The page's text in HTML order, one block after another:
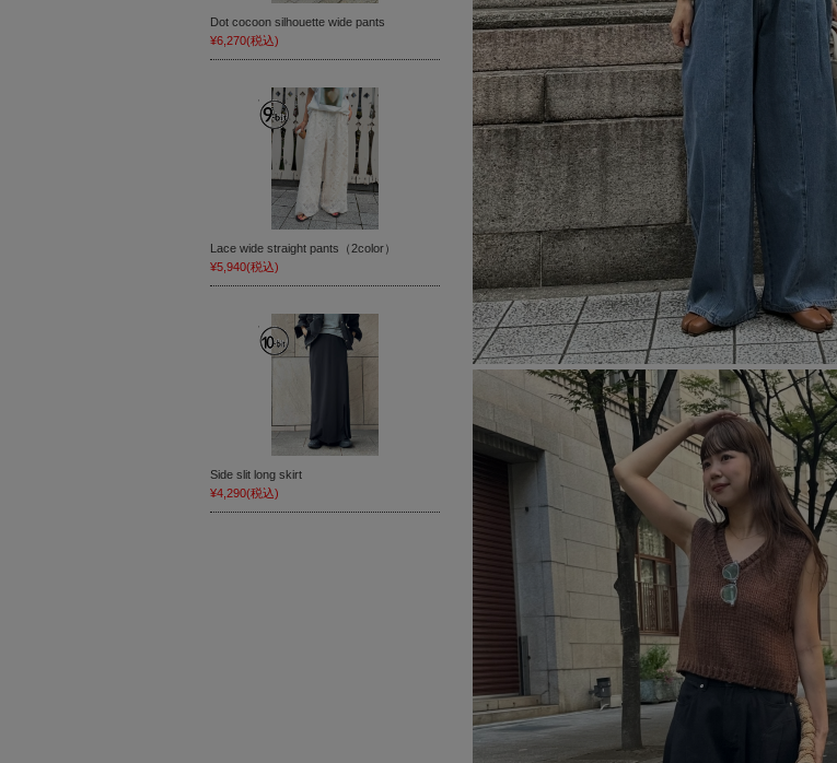
Dot cocoon silhouette wide pants
¥6,270(税込)
Lace wide straight pants（2color）
¥5,940(税込)
Side slit long skirt
¥4,290(税込)